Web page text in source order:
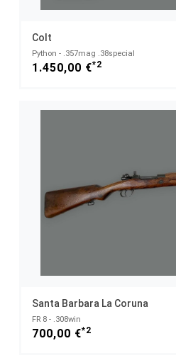
Colt
Python - .357mag .38special
1.450,00 €*2
Santa Barbara La Coruna
FR 8 - .308win
700,00 €*2